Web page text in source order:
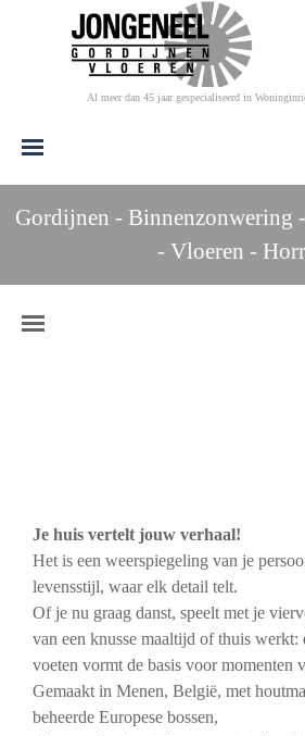
Al meer dan 45 jaar gespecialiseerd in
Menu overslaan
Gordijnen - Binnenzonwering
- Vloeren -
Je huis vertelt jouw verhaal!
Het is een weerspiegeling van je
levensstijl, waar elk detail telt.
Of je nu graag danst, speelt met je
van een knusse maaltijd of thuis werkt:
voeten vormt de basis voor momenten
Gemaakt in Menen, België, met
beheerde Europese bossen,